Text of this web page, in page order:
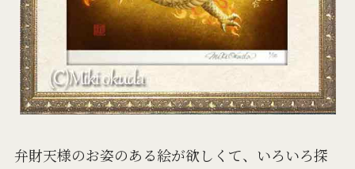
弁財天様のお姿のある絵が欲しくて、いろいろ探